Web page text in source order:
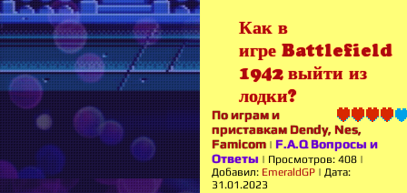
Как в
игре Battlefield
1942 выйти из
лодки?
По играм и
приставкам Dendy, Nes,
Famicom | F.A.Q Вопросы и
Ответы | Просмотров: 408 |
Добавил: EmeraldGP | Дата:
31.01.2023